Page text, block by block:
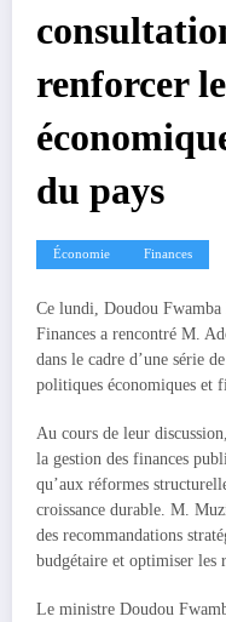
renforcer
du pays
Économie Finances
Ce lundi, Doudou
Finances a rencontré M.
dans le cadre d’une série
politiques économiques et
Au cours de leur
la gestion des finances
qu’aux réformes
croissance durable. M.
des recommandations
budgétaire et optimiser les
Le ministre Doudou